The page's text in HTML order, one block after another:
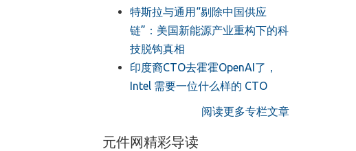
特斯拉与通用“剔除中国供应
链”：美国新能源产业重构下的科
技脱钩真相
印度裔CTO去霍霍OpenAI了，
Intel 需要一位什么样的 CTO
阅读更多专栏文章
元件网精彩导读